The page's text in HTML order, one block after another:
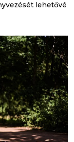
lehetővé